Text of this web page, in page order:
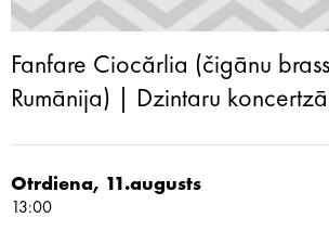
Fanfare Ciocărlia (čigānu
Rumānija) | Dzintaru
Otrdiena, 11.augusts
13:00